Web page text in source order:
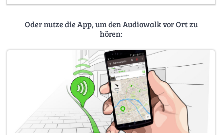
Oder nutze die App, um den Audiowalk vor Ort zu
hören: